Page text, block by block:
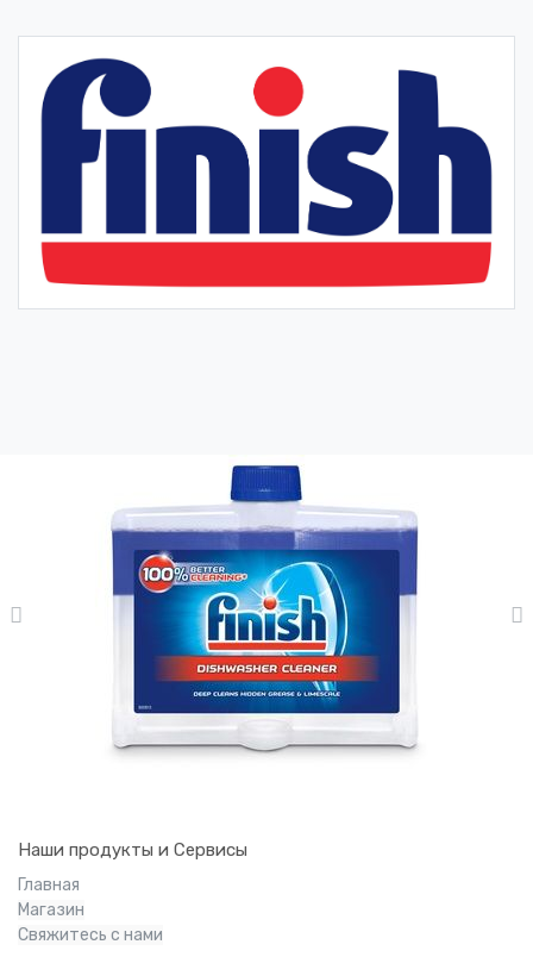
Наши продукты и Сервисы
Главная
Магазин
Свяжитесь с нами